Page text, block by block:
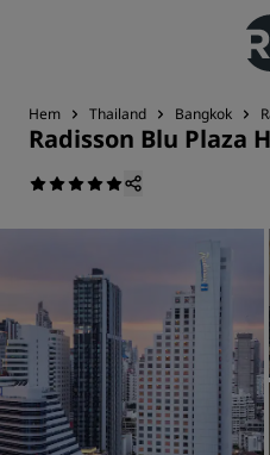
Hem Thailand Bangkok
Radisson Blu Plaza